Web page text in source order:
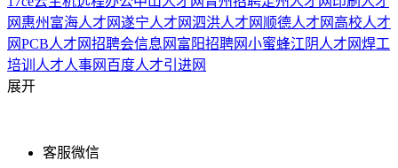
网 惠州富海人才网遂宁人才网泗洪人才网 顺德人才网 高校人才
网PCB人才网招聘会信息网 富阳招聘网小蜜蜂江阴人才网焊工
培训 人才人事网 百度人才引进网
展开
客服微信